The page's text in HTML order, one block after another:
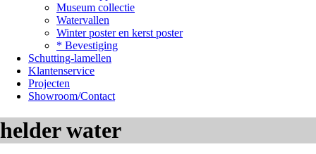
Museum collectie
Watervallen
Winter poster en kerst poster
* Bevestiging
Schutting-lamellen
Klantenservice
Projecten
Showroom/Contact
helder water